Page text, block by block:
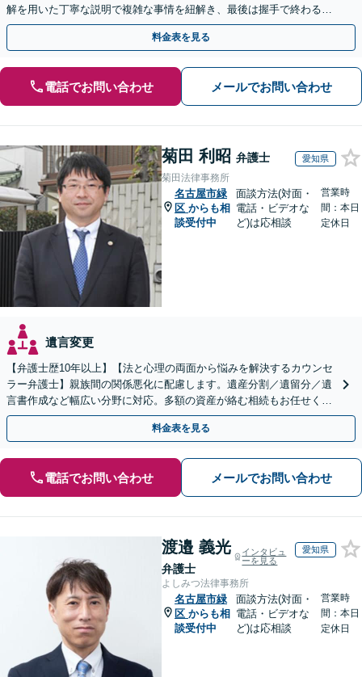
解を用いた丁寧な説明で複雑な事情を紐解き、最後は握手で終わる円
満な解決へ導きます。【東海エリア・神奈川県対応】
料金表を見る
電話でお問い合わせ メールでお問い合わせ
菊田 利昭 弁護士 愛知県
菊田法律事務所
名古屋市緑
区 からも相
談受付中
面談方法(対面・
電話・ビデオな
ど)は応相談
営業時
間：本日
定休日
遺言変更
【弁護士歴10年以上】【法と心理の両面から悩みを解決するカウンセ
ラー弁護士】親族間の関係悪化に配慮します。遺産分割／遺留分／遺
言書作成など幅広い分野に対応。多額の資産が絡む相続もお任せくだ
さい。【夜間・休日の相談可能】【駐車場完備】
料金表を見る
電話でお問い合わせ メールでお問い合わせ
渡邉 義光
弁護士
インタビュ
ーを見る
愛知県
よしみつ法律事務所
名古屋市緑
区 からも相
談受付中
面談方法(対面・
電話・ビデオな
ど)は応相談
営業時
間：本日
定休日